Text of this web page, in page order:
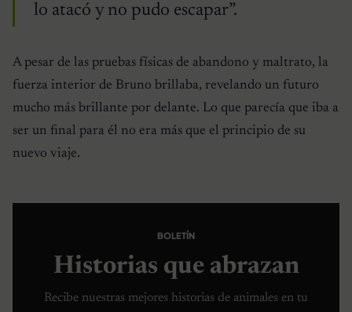
lo atacó y no pudo escapar”.
A pesar de las pruebas físicas de abandono y maltrato, la
fuerza interior de Bruno brillaba, revelando un futuro
mucho más brillante por delante. Lo que parecía que iba a
ser un final para él no era más que el principio de su
nuevo viaje.
BOLETÍN
Historias que abrazan
Recibe nuestras mejores historias de animales en tu